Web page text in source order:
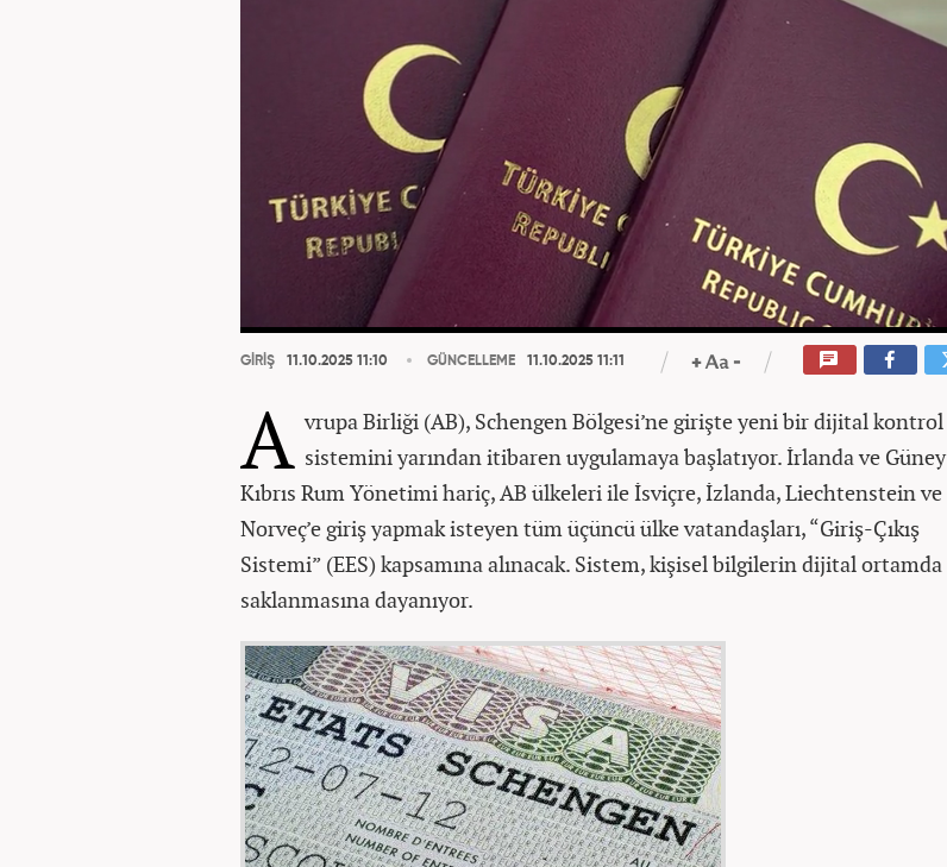
GİRİŞ 11.10.2025 11:10 GÜNCELLEME 11.10.2025 11:11
A vrupa Birliği (AB), Schengen Bölgesi’ne girişte yeni bir dijital kontrol
sistemini yarından itibaren uygulamaya başlatıyor. İrlanda ve Güney
Kıbrıs Rum Yönetimi hariç, AB ülkeleri ile İsviçre, İzlanda, Liechtenstein ve
Norveç’e giriş yapmak isteyen tüm üçüncü ülke vatandaşları, “Giriş-Çıkış
Sistemi” (EES) kapsamına alınacak. Sistem, kişisel bilgilerin dijital ortamda
saklanmasına dayanıyor.